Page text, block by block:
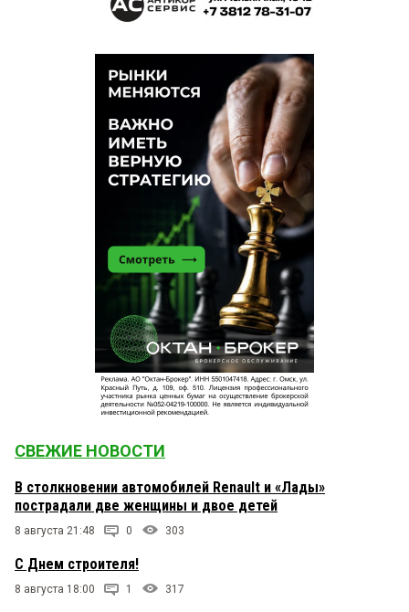
СВЕЖИЕ НОВОСТИ
В столкновении автомобилей Renault и «Лады»
пострадали две женщины и двое детей
8 августа 21:48 0 303
С Днем строителя!
8 августа 18:00 1 317